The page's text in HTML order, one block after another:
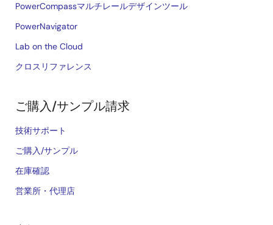
PowerCompassマルチレールデザインツール
PowerNavigator
Lab on the Cloud
クロスリファレンス
ご購入/サンプル請求
技術サポート
ご購入/サンプル
在庫確認
営業所・代理店